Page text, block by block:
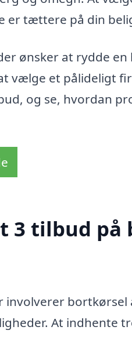
er tættere på din
ønsker at rydde
vælge et pålideligt
og se, hvordan
3 tilbud på
involverer
At indhente